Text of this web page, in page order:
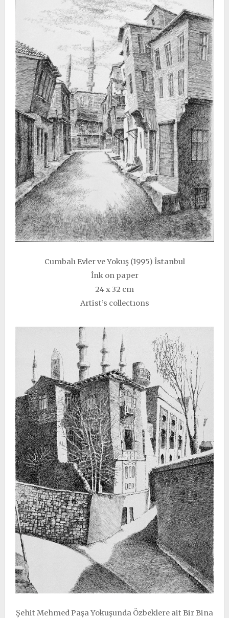
Cumbalı Evler ve Yokuş (1995) İstanbul
İnk on paper
24 x 32 cm
Artist’s collectıons
Şehit Mehmed Paşa Yokuşunda Özbeklere ait Bir Bina